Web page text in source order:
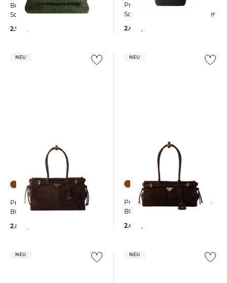
Bottega Veneta | Damen
Schultertasche GIORNO
2.900,00 €
Prada | Damen
Schultertasche aus Kalbsleder
2.600,00 €
NEU
Prada | Damen Handtasche
BONNIE TOTE
2.800,00 €
NEU
Prada | Damen Handtasche
BONNIE Medium
2.600,00 €
NEU NEU